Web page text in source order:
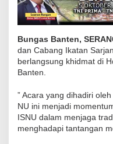
Bungas Banten,
dan Cabang Ikatan
berlangsung khidmat di
Banten.
” Acara yang dihadiri
NU ini menjadi
ISNU dalam menjaga
menghadapi tantangan